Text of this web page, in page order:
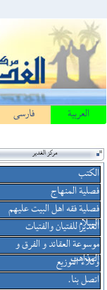
العربیة فارسی
مركز الغدير
الكتب
فصلية المنهاج
فصلية فقه اهل البيت علیهم
السلام
الغدير للفتيان والفتيات
موسوعة العقائد و الفرق و
المذاهب
وكلاء التوزيع
اتصل بنا.